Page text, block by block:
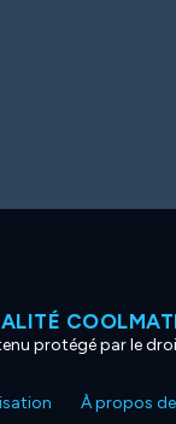
protégé par le
À propos